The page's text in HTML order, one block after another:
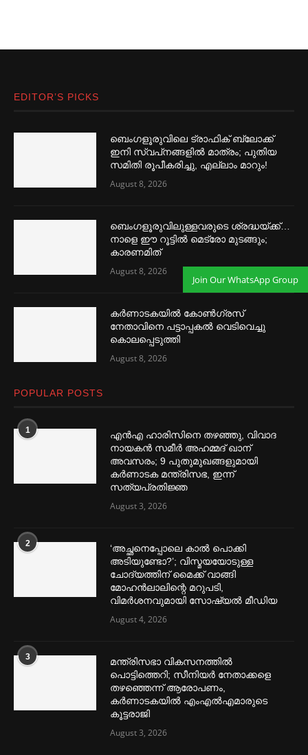
EDITOR’S PICKS
ബെംഗളൂരുവിലെ ട്രാഫിക് ബ്ലോക്ക്
ഇനി സ്വപ്‌നങ്ങളില്‍ മാത്രം; പുതിയ
സമിതി രൂപീകരിച്ചു, എല്ലാം മാറും!
August 8, 2026
ബെംഗളൂരുവിലുള്ളവരുടെ ശ്രദ്ധയ്ക്ക്…
നാളെ ഈ റൂട്ടില്‍ മെട്രോ മുടങ്ങും;
കാരണമിത്
August 8, 2026
കര്‍ണാടകയില്‍ കോണ്‍ഗ്രസ്
നേതാവിനെ പട്ടാപ്പകല്‍ വെടിവെച്ചു
കൊലപ്പെടുത്തി
August 8, 2026
POPULAR POSTS
1
എൻഎ ഹാരിസിനെ തഴ‌‍ഞ്ഞു, വിവാദ
നായകൻ സമീര്‍ അഹമ്മദ് ഖാന്
അവസരം; 9 പുതുമുഖങ്ങളുമായി
കര്‍ണാടക മന്ത്രിസഭ, ഇന്ന്
സത്യപ്രതിജ്ഞ
August 3, 2026
2
‘അച്ഛനെപ്പോലെ കാല്‍ പൊക്കി
അടിയുണ്ടോ?’; വിസ്മയയോടുള്ള
ചോദ്യത്തിന് മൈക്ക് വാങ്ങി
മോഹൻലാലിന്റെ മറുപടി,
വിമര്‍ശനവുമായി സോഷ്യല്‍ മീഡിയ
August 4, 2026
3
മന്ത്രിസഭാ വികസനത്തിൽ
പൊട്ടിത്തെറി; സീനിയർ നേതാക്കളെ
തഴഞ്ഞെന്ന് ആരോപണം,
കർണാടകയിൽ എംഎൽഎമാരുടെ
കൂട്ടരാജി
August 3, 2026
Join Our WhatsApp Group